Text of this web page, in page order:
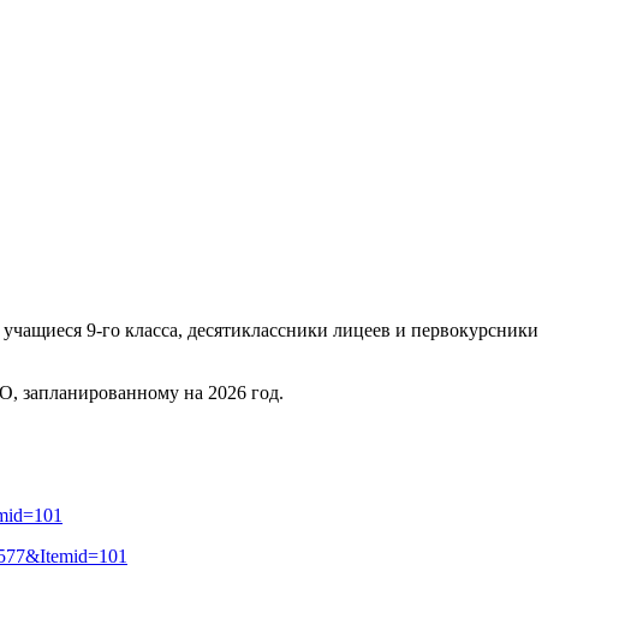
9-го класса, десятиклассники лицеев и первокурсники
запланированному на 2026 год.